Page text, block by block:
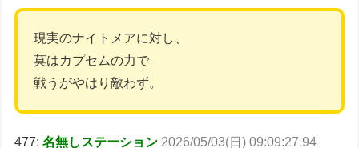
現実のナイトメアに対し、
莫はカプセムの力で
戦うがやはり敵わず。
477:名無しステーション 2026/05/03(日) 09:09:27.94